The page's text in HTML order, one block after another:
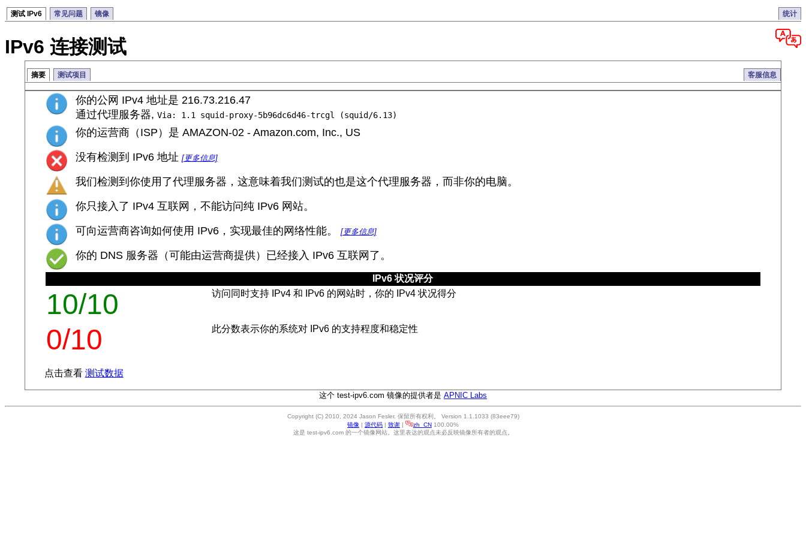
测试 IPv6 常见问题 镜像 统计
IPv6 连接测试
客服信息
摘要 测试项目
你的公网 IPv4 地址是 216.73.216.47
通过代理服务器, Via: 1.1 squid-proxy-5b96dc6d46-trcgl (squid/6.13)
你的运营商（ISP）是 AMAZON-02 - Amazon.com, Inc., US
没有检测到 IPv6 地址 [更多信息]
我们检测到你使用了代理服务器，这意味着我们测试的也是这个代理服务器，而非你的电脑。
你只接入了 IPv4 互联网，不能访问纯 IPv6 网站。
可向运营商咨询如何使用 IPv6，实现最佳的网络性能。 [更多信息]
你的 DNS 服务器（可能由运营商提供）已经接入 IPv6 互联网了。
IPv6 状况评分
10/10 访问同时支持 IPv4 和 IPv6 的网站时，你的 IPv4 状况得分
0/10 此分数表示你的系统对 IPv6 的支持程度和稳定性
点击查看 测试数据
这个 test-ipv6.com 镜像的提供者是 APNIC Labs
Copyright (C) 2010, 2024 Jason Fesler. 保留所有权利。 Version 1.1.1033 (83eee79)
镜像 |源代码 |致谢 | zh_CN100.00%
这是 test-ipv6.com 的一个镜像网站。这里表达的观点未必反映镜像所有者的观点。